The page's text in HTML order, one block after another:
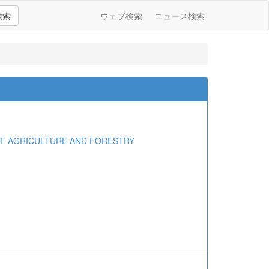
索 ウェブ検索 ニュース検索
AGRICULTURE AND FORESTRY